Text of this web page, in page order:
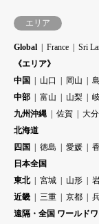
エリア
Global France Sri
《エリア》
中国
山口 岡山
中部
富山 山梨
九州沖縄
佐賀 大分
北海道
四国
徳島 愛媛
日本全国
東北
宮城 山形
近畿
三重 京都
遠隔・全国 ワールド